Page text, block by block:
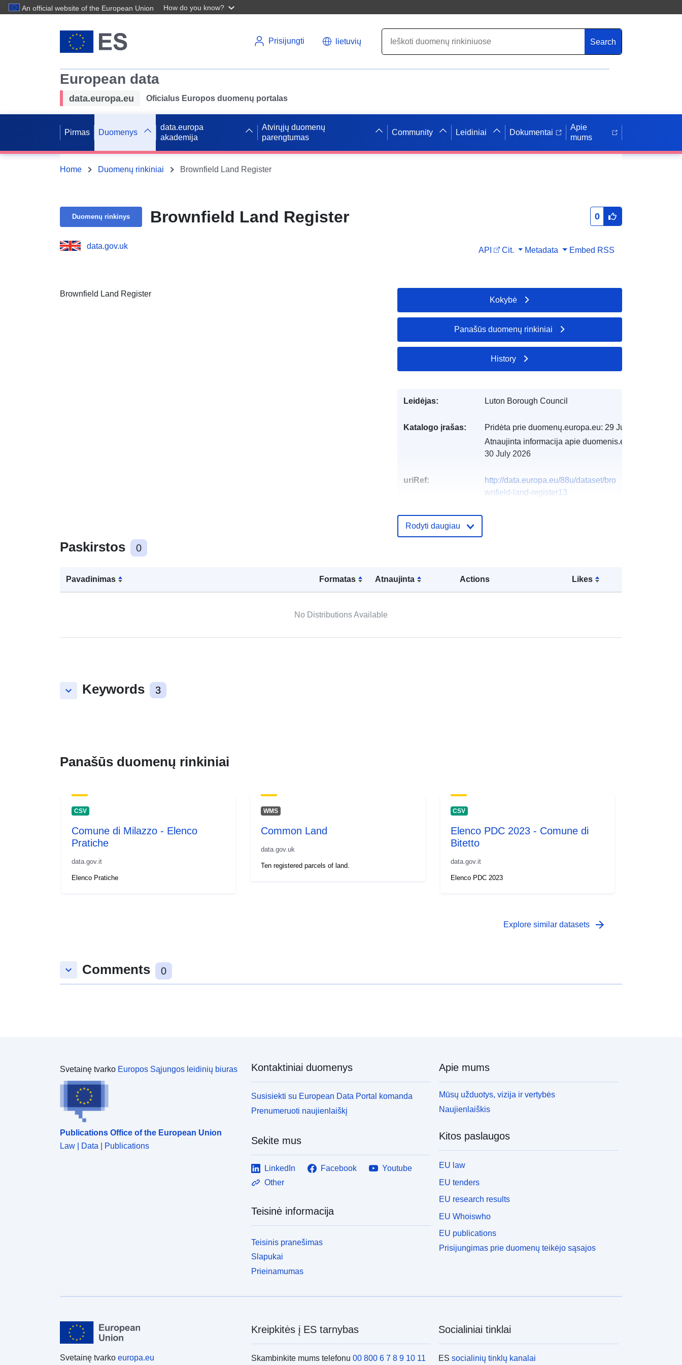
An official website of the European Union How do you know?
Prisijungti lietuvių Search
European data
data.europa.eu Oficialus Europos duomenų portalas
Pirmas Duomenys
data.europa
akademija
Atvirųjų duomenų
parengtumas
Community Leidiniai Dokumentai
Apie
mums
Home Duomenų rinkiniai Brownfield Land Register
Duomenų rinkinys Brownfield Land Register 0
data.gov.uk API Cit. Metadata Embed RSS
Brownfield Land Register
Paskirstos 0
Pavadinimas Formatas Atnaujinta Actions Likes
No Distributions Available
keyboard_arrow_down Keywords 3
Kokybė
Panašūs duomenų rinkiniai
History
Leidėjas: Luton Borough Council
Katalogo įrašas: Pridėta prie duomenų.europa.eu: 29 July 2026
Atnaujinta informacija apie duomenis.europa.eu:
30 July 2026
uriRef:
http://data.europa.eu/88u/dataset/bro
wnfield-land-register13
Rodyti daugiau
Panašūs duomenų rinkiniai
CSV
Comune di Milazzo - Elenco
Pratiche
data.gov.it
Elenco Pratiche
WMS
Common Land
data.gov.uk
Ten registered parcels of land.
CSV
Elenco PDC 2023 - Comune di
Bitetto
data.gov.it
Elenco PDC 2023
Explore similar datasets arrow_forward
keyboard_arrow_down Comments 0
Svetainę tvarko Europos Sąjungos leidinių biuras
Publications Office of the European Union
Law | Data | Publications
Kontaktiniai duomenys
Susisiekti su European Data Portal komanda
Prenumeruoti naujienlaiškį
Sekite mus
LinkedIn Facebook
Youtube
Other
Teisinė informacija
Teisinis pranešimas
Slapukai
Prieinamumas
Apie mums
Mūsų užduotys, vizija ir vertybės
Naujienlaiškis
Kitos paslaugos
EU law
EU tenders
EU research results
EU Whoiswho
EU publications
Prisijungimas prie duomenų teikėjo sąsajos
Svetainę tvarko europa.eu
Kreipkitės į ES tarnybas
Skambinkite mums telefonu 00 800 6 7 8 9 10 11
Socialiniai tinklai
ESsocialinių tinklų kanalai